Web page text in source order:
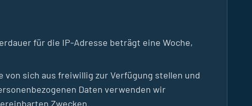
für die IP-Adresse beträgt eine Woche,
von sich aus freiwillig zur Verfügung stellen und
Daten verwenden wir
Zwecken.